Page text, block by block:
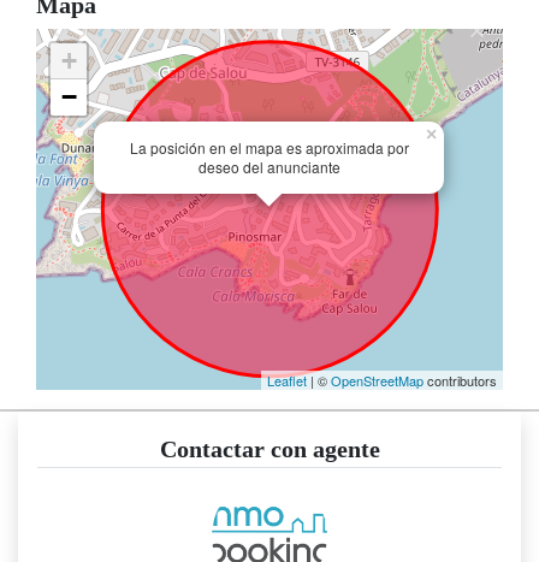
La posición en el mapa es aproximada por
deseo del anunciante
×
+
−
Leaflet| ©OpenStreetMapcontributors
Contactar con agente